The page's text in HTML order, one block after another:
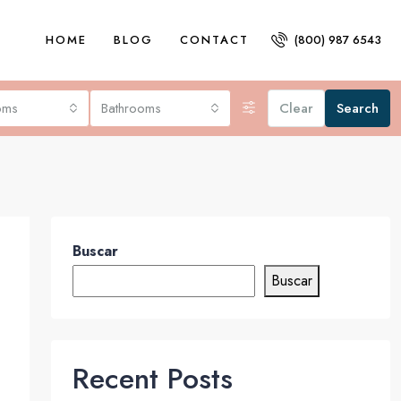
HOME BLOG CONTACT (800) 987 6543
Bathrooms Clear Search
Buscar
Buscar
Recent Posts